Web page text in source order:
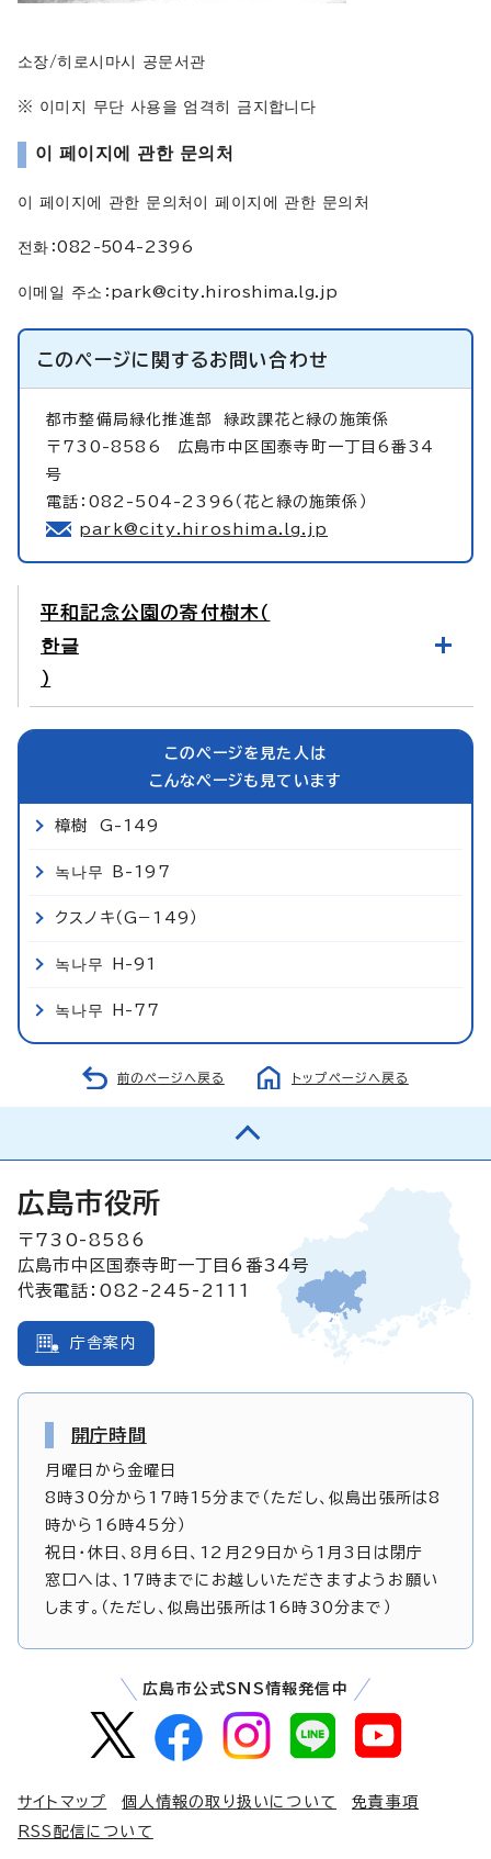
소장/히로시마시 공문서관
※ 이미지 무단 사용을 엄격히 금지합니다
이 페이지에 관한 문의처
이 페이지에 관한 문의처이 페이지에 관한 문의처
전화：082-504-2396
이메일 주소： park@city.hiroshima.lg.jp
このページに関するお問い合わせ
都市整備局緑化推進部緑政課花と緑の施策係
〒730-8586 広島市中区国泰寺町一丁目6番34
号
電話：082-504-2396（花と緑の施策係）
park@city.hiroshima.lg.jp
平和記念公園の寄付樹木（
한글
）
このページを見た人は
こんなページも見ています
樟樹 G-149
녹나무 B-197
クスノキ（G−149）
녹나무 H-91
녹나무 H-77
前のページへ戻る トップページへ戻る
広島市役所
〒730-8586
広島市中区国泰寺町一丁目6番34号
代表電話：082-245-2111
庁舎案内
開庁時間
月曜日から金曜日
8時30分から17時15分まで（ただし、似島出張所は8
時から16時45分）
祝日・休日、8月6日、12月29日から1月3日は閉庁
窓口へは、17時までにお越しいただきますようお願い
します。（ただし、似島出張所は16時30分まで）
広島市公式SNS情報発信中
サイトマップ 個人情報の取り扱いについて
免責事項
RSS配信について